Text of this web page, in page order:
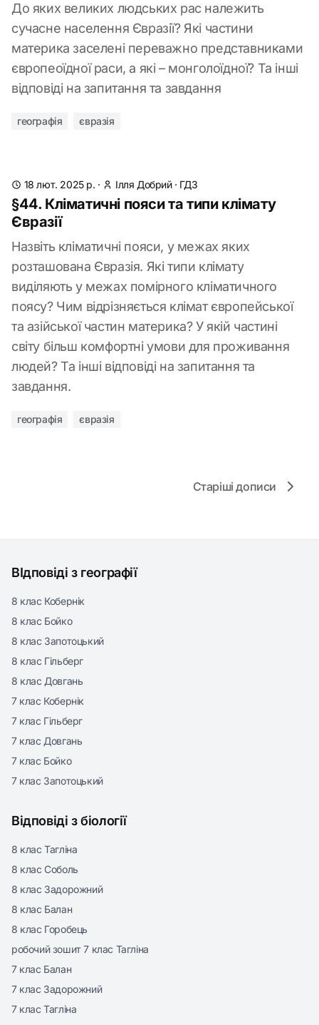
До яких великих людських рас належить
сучасне населення Євразії? Які частини
материка заселені переважно представниками
європеоїдної раси, а які – монголоїдної? Та інші
відповіді на запитання та завдання
географія євразія
18 лют. 2025 р. · Ілля Добрий· ГДЗ
§44. Кліматичні пояси та типи клімату
Євразії
Назвіть кліматичні пояси, у межах яких
розташована Євразія. Які типи клімату
виділяють у межах помірного кліматичного
поясу? Чим відрізняється клімат європейської
та азійської частин материка? У якій частині
світу більш комфортні умови для проживання
людей? Та інші відповіді на запитання та
завдання.
географія євразія
Старіші дописи
ВІдповіді з географії
8 клас Кобернік
8 клас Бойко
8 клас Запотоцький
8 клас Гільберг
8 клас Довгань
7 клас Кобернік
7 клас Гільберг
7 клас Довгань
7 клас Бойко
7 клас Запотоцький
Відповіді з біології
8 клас Тагліна
8 клас Соболь
8 клас Задорожний
8 клас Балан
8 клас Горобець
робочий зошит 7 клас Тагліна
7 клас Балан
7 клас Задорожний
7 клас Тагліна